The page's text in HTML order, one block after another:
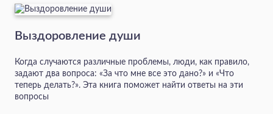
Выздоровление души
Когда случаются различные проблемы, люди, как правило,
задают два вопроса: «За что мне все это дано?» и «Что
теперь делать?». Эта книга поможет найти ответы на эти
вопросы